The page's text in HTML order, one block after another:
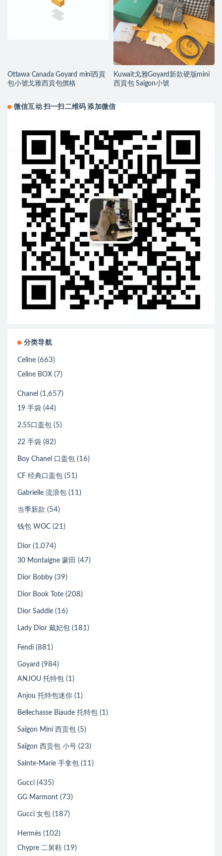
Ottawa Canada Goyard mini西貢
包小號戈雅西貢包價格
Kuwait戈雅Goyard新款硬版mini
西貢包 Saigon小號
微信互动 扫一扫二维码 添加微信
分类导航
Celine (663)
Celine BOX (7)
Chanel (1,657)
19 手袋 (44)
2.55口盖包 (5)
22 手袋 (82)
Boy Chanel 口盖包 (16)
CF 经典口盖包 (51)
Gabrielle 流浪包 (11)
当季新款 (54)
钱包 WOC (21)
Dior (1,074)
30 Montaigne 蒙田 (47)
Dior Bobby (39)
Dior Book Tote (208)
Dior Saddle (16)
Lady Dior 戴妃包 (181)
Fendi (881)
Goyard (984)
ANJOU 托特包 (1)
Anjou 托特包迷你 (1)
Bellechasse Biaude 托特包 (1)
Saïgon Mini 西贡包 (5)
Saïgon 西贡包 小号 (23)
Sainte-Marie 手拿包 (11)
Gucci (435)
GG Marmont (73)
Gucci 女包 (187)
Hermès (102)
Chypre 二舅鞋 (19)